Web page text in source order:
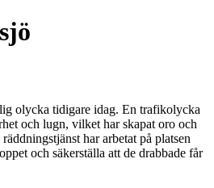
olycka tidigare idag. En trafikolycka
och lugn, vilket har skapat oro och
har arbetat på platsen
och säkerställa att de drabbade får